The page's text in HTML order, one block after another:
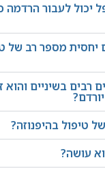
יכול לעבור הרדמה
יחסית מספר רב של
רבים בשיניים
טיפול בהיפנוזה?
עושה?